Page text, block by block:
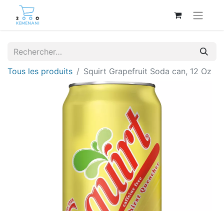
Tous les produits Squirt Grapefruit Soda can, 12 Oz